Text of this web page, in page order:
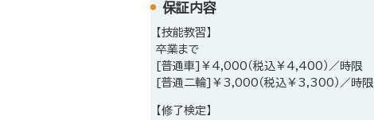
保証内容
【技能教習】
卒業まで
[普通車]￥4,000（税込￥4,400）／時限
[普通二輪]￥3,000（税込￥3,300）／時限
【修了検定】